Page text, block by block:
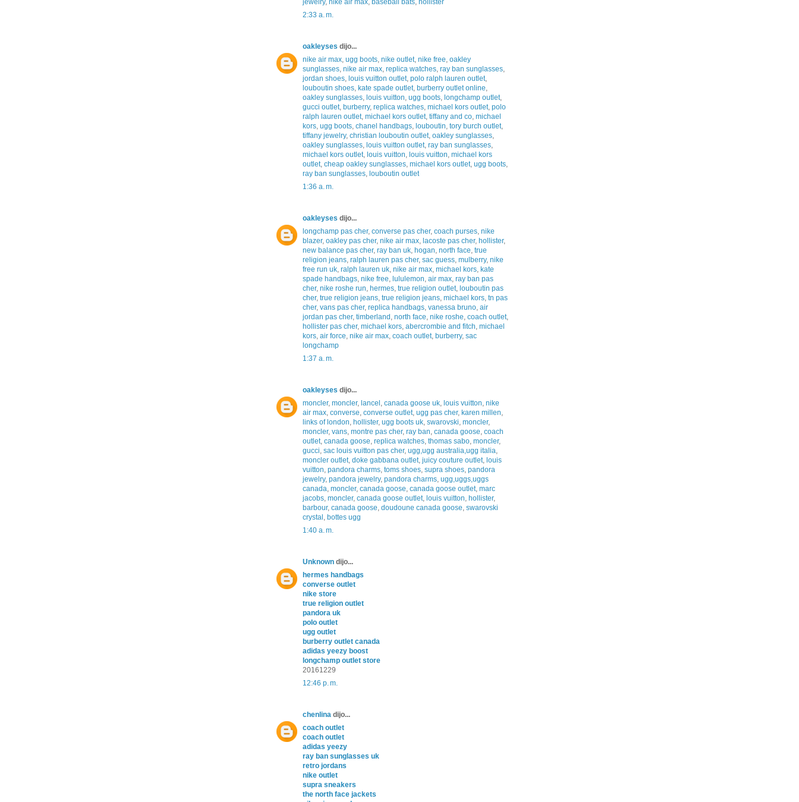
jewelry, nike air max, baseball bats, hollister
2:33 a. m.
oakleyses dijo...
nike air max, ugg boots, nike outlet, nike free, oakley
sunglasses, nike air max, replica watches, ray ban sunglasses,
jordan shoes, louis vuitton outlet, polo ralph lauren outlet,
louboutin shoes, kate spade outlet, burberry outlet online,
oakley sunglasses, louis vuitton, ugg boots, longchamp outlet,
gucci outlet, burberry, replica watches, michael kors outlet, polo
ralph lauren outlet, michael kors outlet, tiffany and co, michael
kors, ugg boots, chanel handbags, louboutin, tory burch outlet,
tiffany jewelry, christian louboutin outlet, oakley sunglasses,
oakley sunglasses, louis vuitton outlet, ray ban sunglasses,
michael kors outlet, louis vuitton, louis vuitton, michael kors
outlet, cheap oakley sunglasses, michael kors outlet, ugg boots,
ray ban sunglasses, louboutin outlet
1:36 a. m.
oakleyses dijo...
longchamp pas cher, converse pas cher, coach purses, nike
blazer, oakley pas cher, nike air max, lacoste pas cher, hollister,
new balance pas cher, ray ban uk, hogan, north face, true
religion jeans, ralph lauren pas cher, sac guess, mulberry, nike
free run uk, ralph lauren uk, nike air max, michael kors, kate
spade handbags, nike free, lululemon, air max, ray ban pas
cher, nike roshe run, hermes, true religion outlet, louboutin pas
cher, true religion jeans, true religion jeans, michael kors, tn pas
cher, vans pas cher, replica handbags, vanessa bruno, air
jordan pas cher, timberland , north face, nike roshe, coach outlet,
hollister pas cher, michael kors, abercrombie and fitch, michael
kors, air force, nike air max, coach outlet, burberry, sac
longchamp
1:37 a. m.
oakleyses dijo...
moncler, moncler, lancel , canada goose uk, louis vuitton, nike
air max, converse, converse outlet, ugg pas cher, karen millen,
links of london, hollister, ugg boots uk, swarovski, moncler,
moncler, vans, montre pas cher, ray ban, canada goose, coach
outlet, canada goose, replica watches, thomas sabo, moncler,
gucci, sac louis vuitton pas cher, ugg,ugg australia,ugg italia,
moncler outlet, doke gabbana outlet, juicy couture outlet, louis
vuitton, pandora charms, toms shoes, supra shoes, pandora
jewelry, pandora jewelry, pandora charms, ugg,uggs,uggs
canada, moncler, canada goose, canada goose outlet, marc
jacobs, moncler, canada goose outlet, louis vuitton, hollister,
barbour, canada goose, doudoune canada goose, swarovski
crystal , bottes ugg
1:40 a. m.
Unknown dijo...
hermes handbags
converse outlet
nike store
true religion outlet
pandora uk
polo outlet
ugg outlet
burberry outlet canada
adidas yeezy boost
longchamp outlet store
20161229
12:46 p. m.
chenlina dijo...
coach outlet
coach outlet
adidas yeezy
ray ban sunglasses uk
retro jordans
nike outlet
supra sneakers
the north face jackets